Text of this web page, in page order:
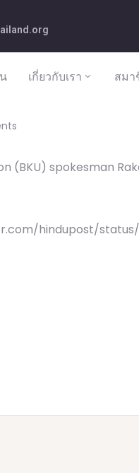
เกี่ยวกับเรา สมา
(BKU) spokesman
hindupost/status/